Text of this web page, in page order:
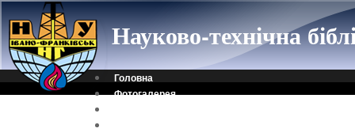
Науково-технічна
Головна
Фотогалерея